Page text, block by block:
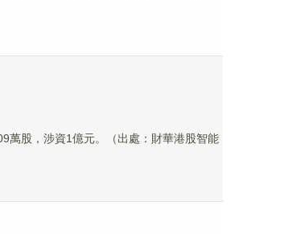
萬股，涉資1億元。（出處：財華港股智能